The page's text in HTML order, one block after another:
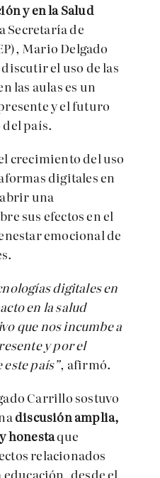
y en la Salud
Secretaría de
Mario Delgado
el uso de las
las aulas es un
y el futuro
país.
crecimiento del uso
digitales en
una
sus efectos en el
emocional de
digitales en
en la salud
que nos incumbe a
y por el
país”, afirmó.
Carrillo sostuvo
discusión amplia,
honestaque
relacionados
desde el